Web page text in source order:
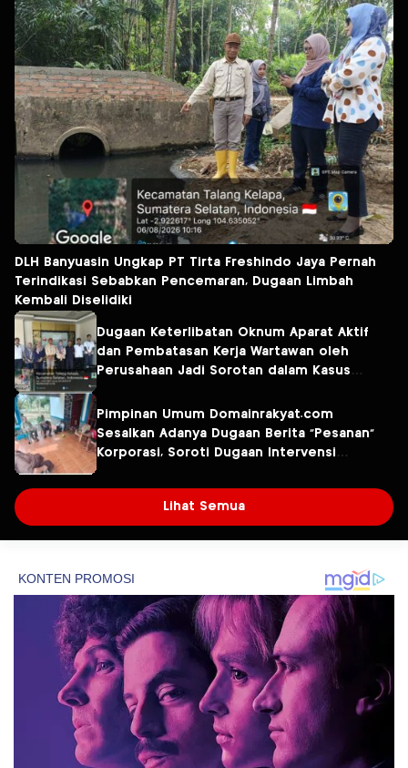
DLH Banyuasin Ungkap PT Tirta Freshindo Jaya Pernah
Terindikasi Sebabkan Pencemaran, Dugaan Limbah
Kembali Diselidiki
Dugaan Keterlibatan Oknum Aparat Aktif
dan Pembatasan Kerja Wartawan oleh
Perusahaan Jadi Sorotan dalam Kasus
Fresindo Jaya
Pimpinan Umum Domainrakyat.com
Sesalkan Adanya Dugaan Berita “Pesanan”
Korporasi, Soroti Dugaan Intervensi
Lingkungan
Lihat Semua